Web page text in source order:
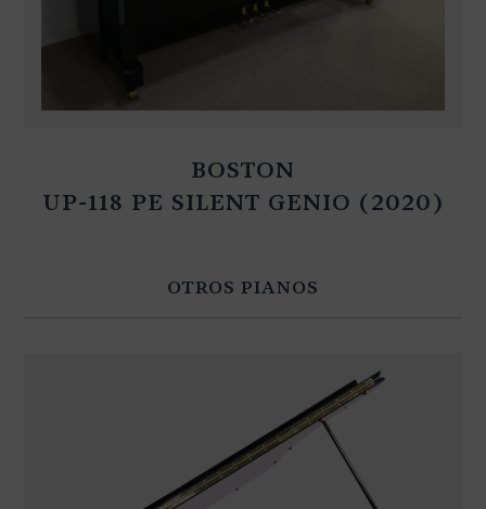
BOSTON
UP-118 PE SILENT GENIO (2020)
OTROS PIANOS